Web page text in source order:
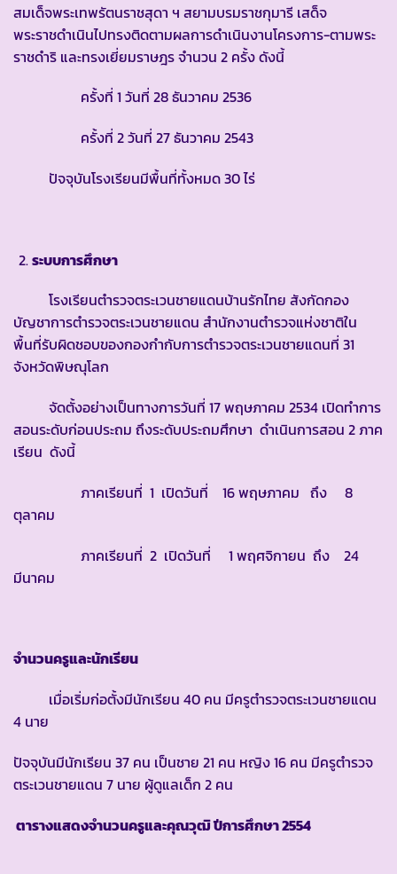
สมเด็จพระเทพรัตนราชสุดา ฯ สยามบรมราชกุมารี เสด็จ
พระราชดำเนินไปทรงติดตามผลการดำเนินงานโครงการ-ตามพระ
ราชดำริ และทรงเยี่ยมราษฎร จำนวน 2 ครั้ง ดังนี้
ครั้งที่ 1 วันที่ 28 ธันวาคม 2536
ครั้งที่ 2 วันที่ 27 ธันวาคม 2543
ปัจจุบันโรงเรียนมีพื้นที่ทั้งหมด 30 ไร่
ระบบการศึกษา
โรงเรียนตำรวจตระเวนชายแดนบ้านรักไทย สังกัดกอง
บัญชาการตำรวจตระเวนชายแดน สำนักงานตำรวจแห่งชาติใน
พื้นที่รับผิดชอบของกองกำกับการตำรวจตระเวนชายแดนที่ 31
จังหวัดพิษณุโลก
จัดตั้งอย่างเป็นทางการวันที่ 17 พฤษภาคม 2534 เปิดทำการ
สอนระดับก่อนประถม ถึงระดับประถมศึกษา ดำเนินการสอน 2 ภาค
เรียน ดังนี้
ภาคเรียนที่ 1 เปิดวันที่ 16 พฤษภาคม ถึง 8
ตุลาคม
ภาคเรียนที่ 2 เปิดวันที่ 1 พฤศจิกายน ถึง 24
มีนาคม
จำนวนครูและนักเรียน
เมื่อเริ่มก่อตั้งมีนักเรียน 40 คน มีครูตำรวจตระเวนชายแดน
4 นาย
ปัจจุบันมีนักเรียน 37 คน เป็นชาย 21 คน หญิง 16 คน มีครูตำรวจ
ตระเวนชายแดน 7 นาย ผู้ดูแลเด็ก 2 คน
ตารางแสดงจำนวนครูและคุณวุฒิ ปีการศึกษา2554